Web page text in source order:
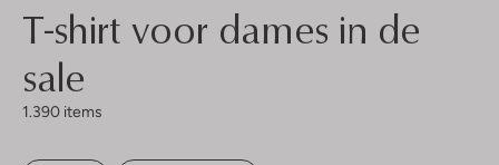
T-shirt voor dames in de
sale
1.390 items